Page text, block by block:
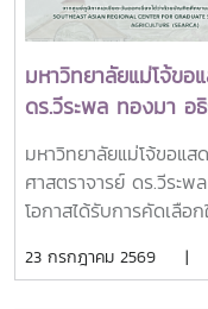
มหากรุณาธิคุณอย่างห
มหาวิทยาลัยแม่โจ้ข
ดร.วีระพล ทองมา อ
ได้รับรางวัล
Alumni (OSSA)
มหาวิทยาลัยแม่โจ้ขอแ
ศาสตราจารย์ ดร.วีระ
โอกาสได้รับการคัดเลือ
ศูนย์ภูมิภาคเอเชียตะวัน
23 กรกฎาคม 2569 |